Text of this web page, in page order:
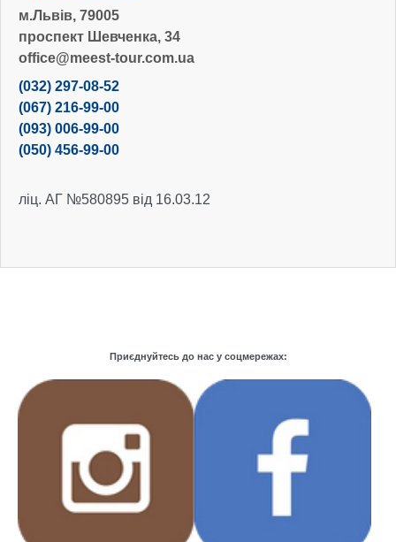
м.Львів, 79005
проспект Шевченка, 34
office@meest-tour.com.ua
(032) 297-08-52
(067) 216-99-00
(093) 006-99-00
(050) 456-99-00
ліц. АГ №580895 від 16.03.12
Приєднуйтесь до нас у соцмережах: